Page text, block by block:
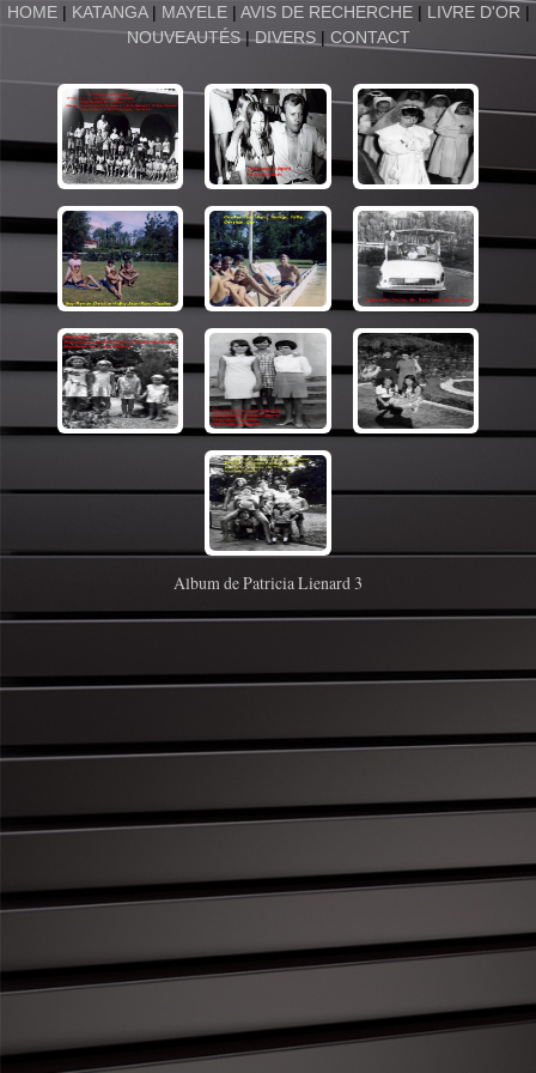
HOME | KATANGA| MAYELE| AVIS DE RECHERCHE| LIVRE D'OR |
NOUVEAUTÉS|DIVERS| CONTACT
Album de Patricia Lienard 3